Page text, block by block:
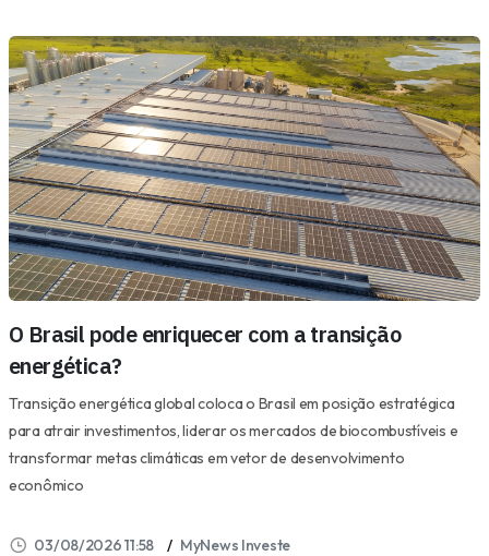
O Brasil pode enriquecer com a transição
energética?
Transição energética global coloca o Brasil em posição estratégica
para atrair investimentos, liderar os mercados de biocombustíveis e
transformar metas climáticas em vetor de desenvolvimento
econômico
03/08/2026 11:58 MyNews Investe